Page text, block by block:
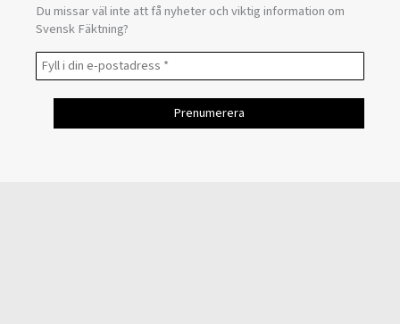
Du missar väl inte att få nyheter och viktig information om
Svensk Fäktning?